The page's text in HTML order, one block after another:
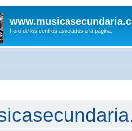
Foro de los centros asociados a la página.